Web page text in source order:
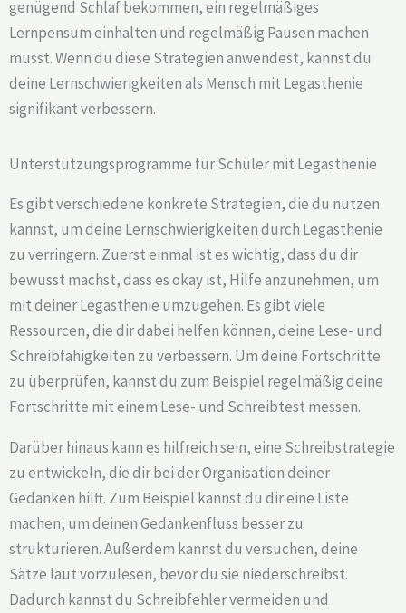
genügend Schlaf bekommen, ein regelmäßiges
Lernpensum einhalten und regelmäßig Pausen machen
musst. Wenn du diese Strategien anwendest, kannst du
deine Lernschwierigkeiten als Mensch mit Legasthenie
signifikant verbessern.
Unterstützungsprogramme für Schüler mit Legasthenie
Es gibt verschiedene konkrete Strategien, die du nutzen
kannst, um deine Lernschwierigkeiten durch Legasthenie
zu verringern. Zuerst einmal ist es wichtig, dass du dir
bewusst machst, dass es okay ist, Hilfe anzunehmen, um
mit deiner Legasthenie umzugehen. Es gibt viele
Ressourcen, die dir dabei helfen können, deine Lese- und
Schreibfähigkeiten zu verbessern. Um deine Fortschritte
zu überprüfen, kannst du zum Beispiel regelmäßig deine
Fortschritte mit einem Lese- und Schreibtest messen.
Darüber hinaus kann es hilfreich sein, eine Schreibstrategie
zu entwickeln, die dir bei der Organisation deiner
Gedanken hilft. Zum Beispiel kannst du dir eine Liste
machen, um deinen Gedankenfluss besser zu
strukturieren. Außerdem kannst du versuchen, deine
Sätze laut vorzulesen, bevor du sie niederschreibst.
Dadurch kannst du Schreibfehler vermeiden und